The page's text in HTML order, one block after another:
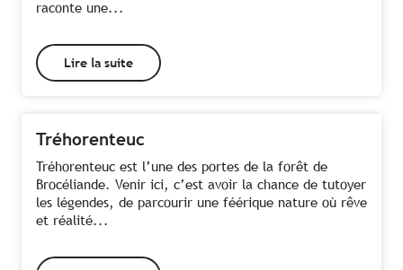
raconte une...
Lire la suite
Tréhorenteuc
Tréhorenteuc est l’une des portes de la forêt de
Brocéliande. Venir ici, c’est avoir la chance de tutoyer
les légendes, de parcourir une féérique nature où rêve
et réalité...